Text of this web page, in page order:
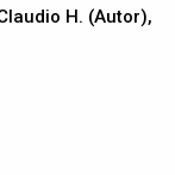
H. (Autor),